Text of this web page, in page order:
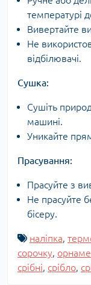
температурі
Вивертайте
Не
відбілювачі.
Сушка:
Сушіть
машині.
Уникайте
Прасування:
Прасуйте з
Не прасуйте
бісеру.
наліпка,
сорочку,
срібні, срібло,